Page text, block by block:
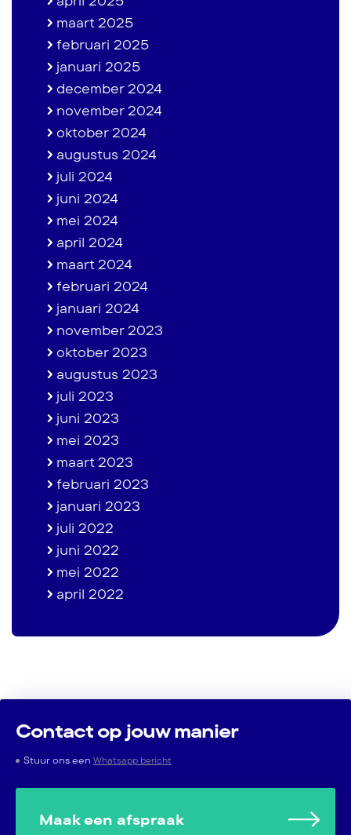
maart 2025
februari 2025
januari 2025
december 2024
november 2024
oktober 2024
augustus 2024
juli 2024
juni 2024
mei 2024
april 2024
maart 2024
februari 2024
januari 2024
november 2023
oktober 2023
augustus 2023
juli 2023
juni 2023
mei 2023
maart 2023
februari 2023
januari 2023
juli 2022
juni 2022
mei 2022
april 2022
Contact op jouw manier
Stuur ons een Whatsapp bericht
Maak een afspraak